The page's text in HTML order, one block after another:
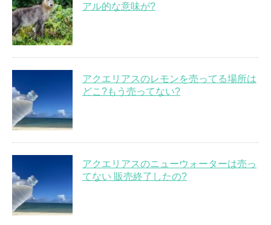
アル的な意味が?
アクエリアスのレモンを売ってる場所は
どこ?もう売ってない?
アクエリアスのニューウォーターは売っ
てない 販売終了したの?